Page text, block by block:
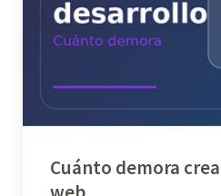
Cuánto demora